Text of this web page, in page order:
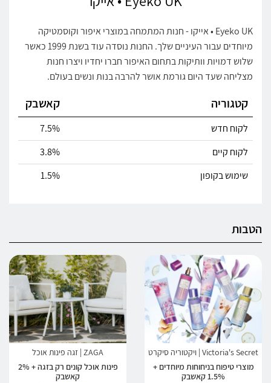
Eyeko UK • אייקו - חנות המתמחה במוצרי איפור וקוסמטיקה
מיוחדים עבור העיניים שלך. החנות נוסדה עוד בשנת 1999 כאשר
שלוש דמויות וותיקות בתחום האיפור חברו יחדיו ויצרו חנות
מצליחה שעד היום גורמת אושר להרבה בנות ונשים בעולם.
קטגוריה קאשבק
לקוח חדש
7.5%
לקוח קיים
3.8%
שימוש בקופון
1.5%
הטבות
Victoria's Secret | ויקטוריה סיקרט
מוצרי טיפוח בניחוחות מיוחדים +
1.5% קאשבק
ZAGA | זגה פינות אוכל
פינות אוכל קונים רק בזגה + 2%
קאשבק